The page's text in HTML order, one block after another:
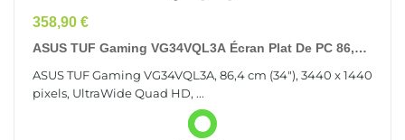
Prix
358,90 €
ASUS TUF Gaming VG34VQL3A Écran Plat De PC 86,4
ASUS TUF Gaming VG34VQL3A, 86,4 cm (34"), 3440 x 1440
pixels, UltraWide Quad HD, ...